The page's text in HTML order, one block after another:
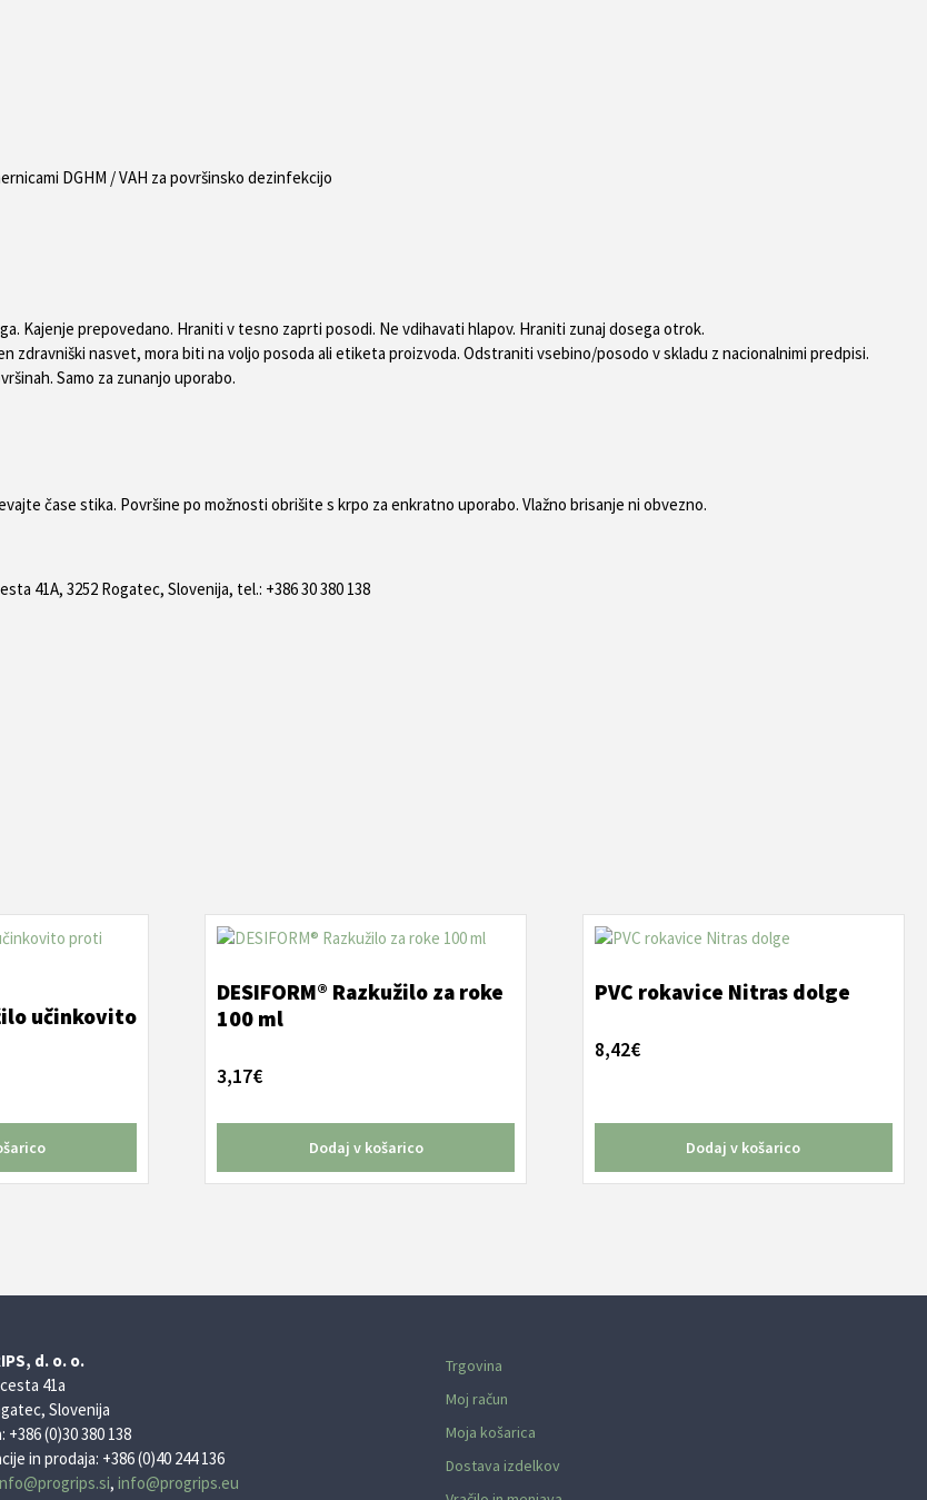
DGHM / VAH za površinsko dezinfekcijo
Kajenje prepovedano. Hraniti v tesno zaprti posodi. Ne vdihavati hlapov. Hraniti zunaj dosega otrok.
zdravniški nasvet, mora biti na voljo posoda ali etiketa proizvoda. Odstraniti vsebino/posodo v skladu z nacionalnimi predpisi.
Samo za zunanjo uporabo.
čase stika. Površine po možnosti obrišite s krpo za enkratno uporabo. Vlažno brisanje ni obvezno.
41A, 3252 Rogatec, Slovenija, tel.: +386 30 380 138
učinkovito
DESIFORM® Razkužilo za roke
100 ml
3,17€
Dodaj v košarico
PVC rokavice Nitras dolge
8,42€
Dodaj v košarico
d. o. o.
41a
Slovenija
+386 (0)30 380 138
in prodaja: +386 (0)40 244 136
, info@progrips.eu
Trgovina
Moj račun
Moja košarica
Dostava izdelkov